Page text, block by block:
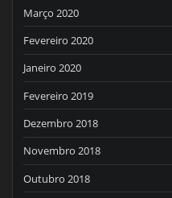
Março 2020
Fevereiro 2020
Janeiro 2020
Fevereiro 2019
Dezembro 2018
Novembro 2018
Outubro 2018